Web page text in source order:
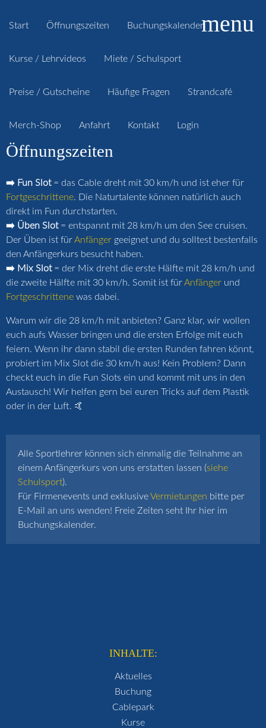
Start Öffnungszeiten Buchungskalender
Kurse / Lehrvideos Miete / Schulsport
Preise / Gutscheine Häufige Fragen Strandcafé
Merch-Shop Anfahrt Kontakt Login
menu
Öffnungszeiten
➡️ Fun Slot= das Cable dreht mit 30 km/h und ist eher für
Fortgeschrittene. Die Naturtalente können natürlich auch
direkt im Fun durchstarten.
➡️ Üben Slot= entspannt mit 28 km/h um den See cruisen.
Der Üben ist fürAnfänger geeignet und du solltest bestenfalls
den Anfängerkurs besucht haben.
➡️ Mix Slot= der Mix dreht die erste Hälfte mit 28 km/h und
die zweite Hälfte mit 30 km/h. Somit ist fürAnfänger und
Fortgeschrittene was dabei.
Warum wir die 28 km/h mit anbieten? Ganz klar, wir wollen
euch aufs Wasser bringen und die ersten Erfolge mit euch
feiern. Wenn ihr dann stabil die ersten Runden fahren könnt,
probiert im Mix Slot die 30 km/h aus! Kein Problem? Dann
checkt euch in die Fun Slots ein und kommt mit uns in den
Austausch! Wir helfen gern bei euren Tricks auf dem Plastik
oder in der Luft. 🤙
Alle Sportlehrer können sich einmalig die Teilnahme an
einem Anfängerkurs von uns erstatten lassen (siehe
Schulsport).
Für Firmenevents und exklusiveVermietungen bitte per
E-Mail an uns wenden! Freie Zeiten seht Ihr hier im
Buchungskalender.
INHALTE:
Aktuelles
Buchung
Cablepark
Kurse